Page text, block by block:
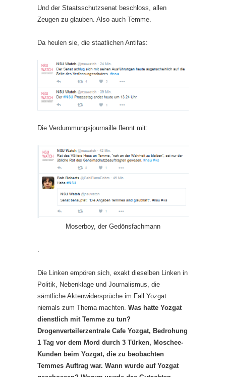
Und der Staatsschutzsenat beschloss, allen
Zeugen zu glauben. Also auch Temme.
Da heulen sie, die staatlichen Antifas:
Die Verdummungsjournaille flennt mit:
Moserboy, der Gedönsfachmann
Die Linken empören sich, exakt dieselben Linken in
Politik, Nebenklage und Journalismus, die
sämtliche Aktenwidersprüche im Fall Yozgat
niemals zum Thema machten. Was hatte Yozgat
dienstlich mit Temme zu tun?
Drogenverteilerzentrale Cafe Yozgat, Bedrohung
1 Tag vor dem Mord durch 3 Türken, Moschee-
Kunden beim Yozgat, die zu beobachten
Temmes Auftrag war. Wann wurde auf Yozgat